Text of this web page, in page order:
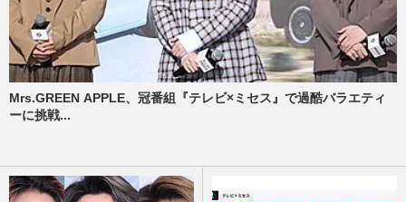
Mrs.GREEN APPLE、冠番組『テレビ×ミセス』で過酷バラエティ
ーに挑戦...